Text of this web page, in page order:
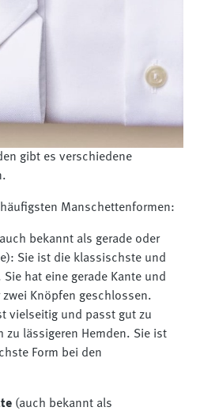
gibt es verschiedene
Manschettenformen:
bekannt als gerade oder
Sie ist die klassischste und
hat eine gerade Kante und
Knöpfen geschlossen.
vielseitig und passt gut zu
zu lässigeren Hemden. Sie ist
Form bei den
(auch bekannt als